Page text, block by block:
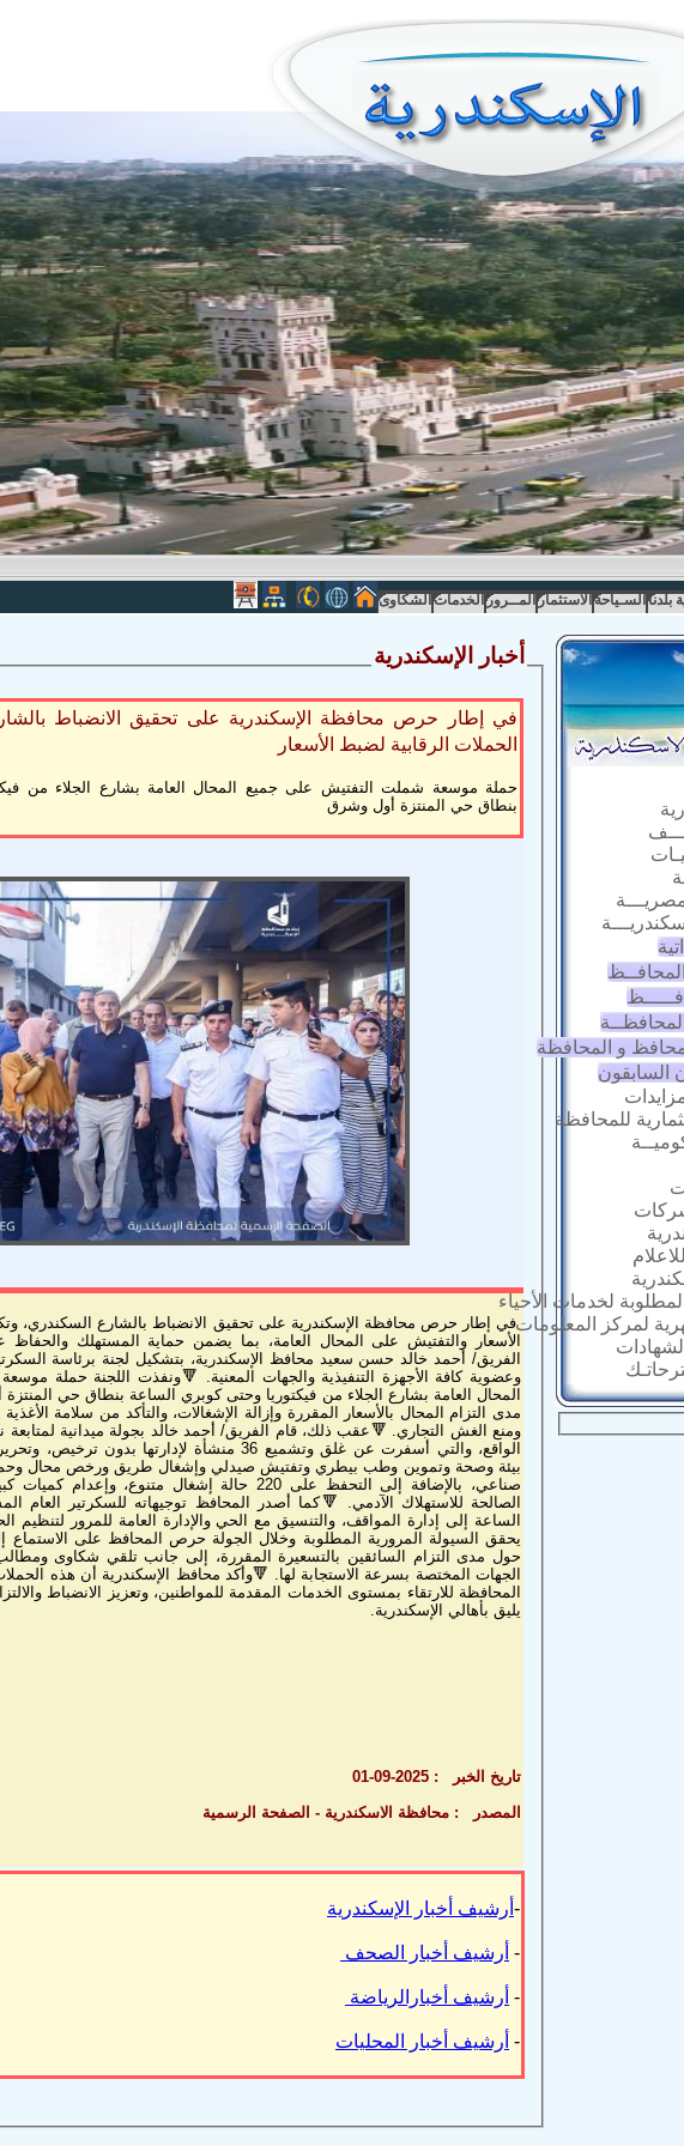
بلدنا السـياحة الاستثمار المــرور الخدمات الشكاوى
و المحافظة
السابقون
للمحافظة
لخدمات الأحياء
لمركز المعلومات
أخبار الإسكندرية
في إطار حرص محافظة الإسكندرية على تحقيق الانضباط
الحملات الرقابية لضبط الأسعار
حملة موسعة شملت التفتيش على جميع المحال العامة بشارع الجلاء من
بنطاق حي المنتزة أول وشرق
في إطار حرص محافظة الإسكندرية على تحقيق الانضباط بالشارع السكندري،
الأسعار والتفتيش على المحال العامة، بما يضمن حماية المستهلك
الفريق/ أحمد خالد حسن سعيد محافظ الإسكندرية، بتشكيل لجنة برئاسة
وعضوية كافة الأجهزة التنفيذية والجهات المعنية. 🔻ونفذت اللجنة حملة
المحال العامة بشارع الجلاء من فيكتوريا وحتى كوبري الساعة بنطاق حي
مدى التزام المحال بالأسعار المقررة وإزالة الإشغالات، والتأكد من سلامة
ومنع الغش التجاري. 🔻عقب ذلك، قام الفريق/ أحمد خالد بجولة ميدانية لمتابعة
بيئة وصحة وتموين وطب بيطري وتفتيش صيدلي وإشغال طريق ورخص محال
صناعي، بالإضافة إلى التحفظ على 220 حالة إشغال متنوع،
الصالحة للاستهلاك الآدمي. 🔻كما أصدر المحافظ توجيهاته للسكرتير
الساعة إلى إدارة المواقف، والتنسيق مع الحي والإدارة العامة للمرور لتنظيم
يحقق السيولة المرورية المطلوبة وخلال الجولة حرص المحافظ على الاستماع
حول مدى التزام السائقين بالتسعيرة المقررة، إلى جانب تلقي شكاوى
الجهات المختصة بسرعة الاستجابة لها. 🔻وأكد محافظ الإسكندرية أن هذه
المحافظة للارتقاء بمستوى الخدمات المقدمة للمواطنين، وتعزيز الانضباط
يليق بأهالي الإسكندرية.
تاريخ الخبر : 2025-09-01
المصدر : محافظة الاسكندرية - الصفحة الرسمية
- أرشيف أخبار الإسكندرية
- أرشيف أخبار الصحف
- أرشيف أخبارالرياضة
- أرشيف أخبار المحليات